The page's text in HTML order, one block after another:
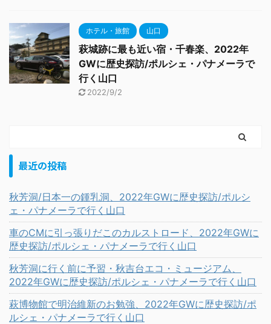
ホテル・旅館 山口
萩城跡に最も近い宿・千春楽、2022年
GWに歴史探訪/ポルシェ・パナメーラで
行く山口
2022/9/2
最近の投稿
秋芳洞/日本一の鍾乳洞、2022年GWに歴史探訪/ポルシ
ェ・パナメーラで行く山口
車のCMに引っ張りだこのカルストロード、2022年GWに
歴史探訪/ポルシェ・パナメーラで行く山口
秋芳洞に行く前に予習・秋吉台エコ・ミュージアム、
2022年GWに歴史探訪/ポルシェ・パナメーラで行く山口
萩博物館で明治維新のお勉強、2022年GWに歴史探訪/ポ
ルシェ・パナメーラで行く山口